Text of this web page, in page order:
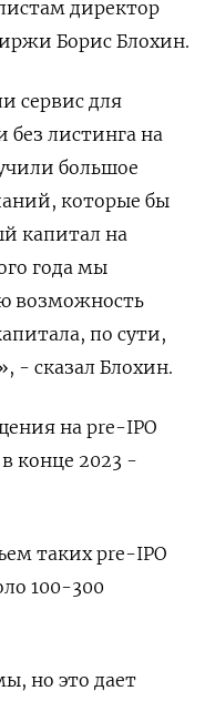
директор
Борис Блохин.
сервис для
без листинга на
большое
которые бы
капитал на
года мы
возможность
по сути,
- сказал Блохин.
на pre-IPO
конце 2023 -
таких pre-IPO
100-300
но это дает